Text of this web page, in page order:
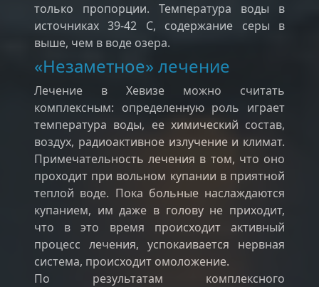
только пропорции. Температура воды в
источниках 39-42 С, содержание серы в
выше, чем в воде озера.
«Незаметное» лечение
Лечение в Хевизе можно считать
комплексным: определенную роль играет
температура воды, ее химический состав,
воздух, радиоактивное излучение и климат.
Примечательность лечения в том, что оно
проходит при вольном купании в приятной
теплой воде. Пока больные наслаждаются
купанием, им даже в голову не приходит,
что в это время происходит активный
процесс лечения, успокаивается нервная
система, происходит омоложение.
По результатам комплексного